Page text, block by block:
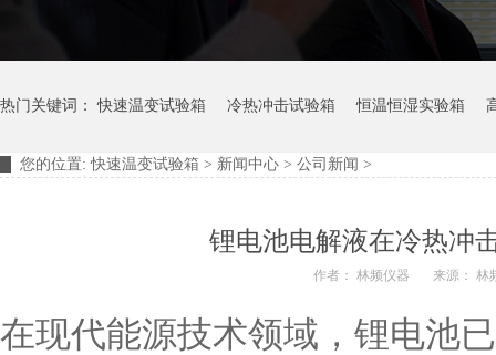
热门关键词：快速温变试验箱 冷热冲击试验箱 恒温恒湿实验箱
您的位置:快速温变试验箱 > 新闻中心 > 公司新闻 >
锂电池电解液在冷热冲
作者： 林频仪器 来源： 林
在现代能源技术领域，锂电池